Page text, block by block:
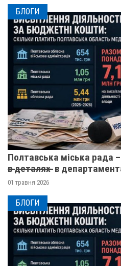
БЛОГИ
Полтавська міська рада
в̶ ̶д̶е̶т̶а̶л̶я̶х̶ ̶ в
01 травня 2026
БЛОГИ